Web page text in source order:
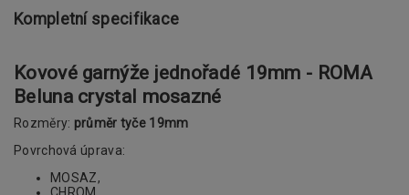
Kompletní specifikace
Kovové garnýže jednořadé 19mm - ROMA
Beluna crystal mosazné
Rozměry: průměr tyče 19mm
Povrchová úprava:
MOSAZ,